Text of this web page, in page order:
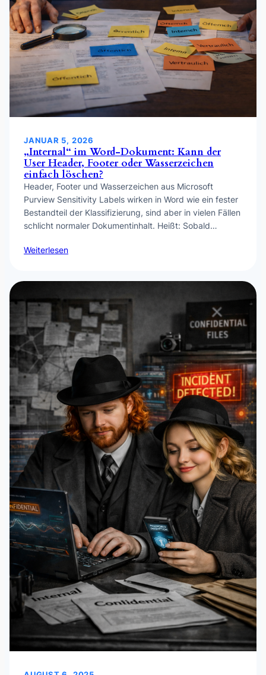
JANUAR 5, 2026
„Internal“ im Word-Dokument: Kann der
User Header, Footer oder Wasserzeichen
einfach löschen?
Header, Footer und Wasserzeichen aus Microsoft
Purview Sensitivity Labels wirken in Word wie ein fester
Bestandteil der Klassifizierung, sind aber in vielen Fällen
schlicht normaler Dokumentinhalt. Heißt: Sobald…
Weiterlesen